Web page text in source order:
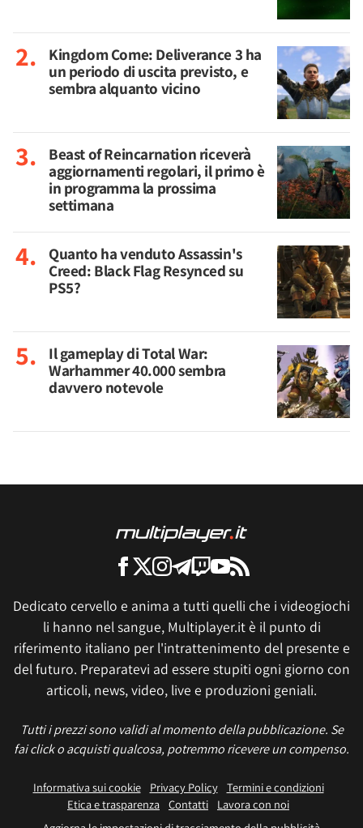
Kingdom Come: Deliverance 3 ha
un periodo di uscita previsto, e
sembra alquanto vicino
Beast of Reincarnation riceverà
aggiornamenti regolari, il primo è
in programma la prossima
settimana
Quanto ha venduto Assassin's
Creed: Black Flag Resynced su
PS5?
Il gameplay di Total War:
Warhammer 40.000 sembra
davvero notevole
Dedicato cervello e anima a tutti quelli che i videogiochi
li hanno nel sangue, Multiplayer.it è il punto di
riferimento italiano per l'intrattenimento del presente e
del futuro. Preparatevi ad essere stupiti ogni giorno con
articoli, news, video, live e produzioni geniali.
Tutti i prezzi sono validi al momento della pubblicazione. Se
fai click o acquisti qualcosa, potremmo ricevere un compenso.
Informativa sui cookie Privacy Policy
Termini e condizioni
Etica e trasparenza Contatti
Lavora con noi